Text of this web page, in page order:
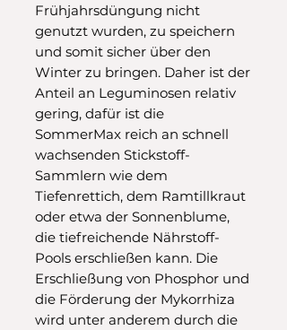
Frühjahrsdüngung nicht
genutzt wurden, zu speichern
und somit sicher über den
Winter zu bringen. Daher ist der
Anteil an Leguminosen relativ
gering, dafür ist die
SommerMax reich an schnell
wachsenden Stickstoff-
Sammlern wie dem
Tiefenrettich, dem Ramtillkraut
oder etwa der Sonnenblume,
die tiefreichende Nährstoff-
Pools erschließen kann. Die
Erschließung von Phosphor und
die Förderung der Mykorrhiza
wird unter anderem durch die